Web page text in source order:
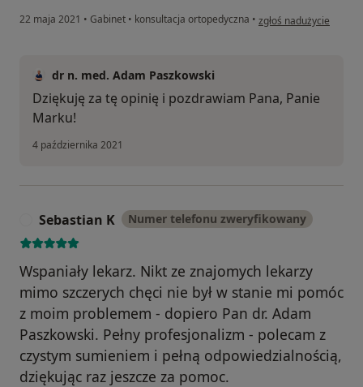
22 maja 2021 • Gabinet • konsultacja ortopedyczna • w opinii użytkownika
zgłoś nadużycie
dr n. med. Adam Paszkowski
Dziękuję za tę opinię i pozdrawiam Pana, Panie
Marku!
4 października 2021
Sebastian K Numer telefonu zweryfikowany
Wspaniały lekarz. Nikt ze znajomych lekarzy
mimo szczerych chęci nie był w stanie mi pomóc
z moim problemem - dopiero Pan dr. Adam
Paszkowski. Pełny profesjonalizm - polecam z
czystym sumieniem i pełną odpowiedzialnością,
dziękując raz jeszcze za pomoc.